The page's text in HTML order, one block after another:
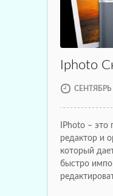
Iphoto
СЕНТЯБРЬ
IPhoto –
редактор и
который
быстро